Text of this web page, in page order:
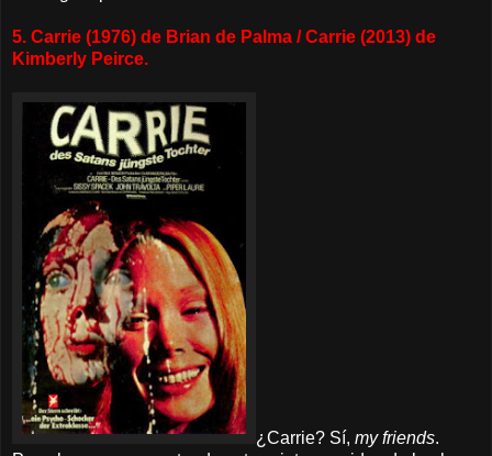
5. Carrie (1976) de Brian de Palma / Carrie (2013) de
Kimberly Peirce.
¿Carrie? Sí, my friends.